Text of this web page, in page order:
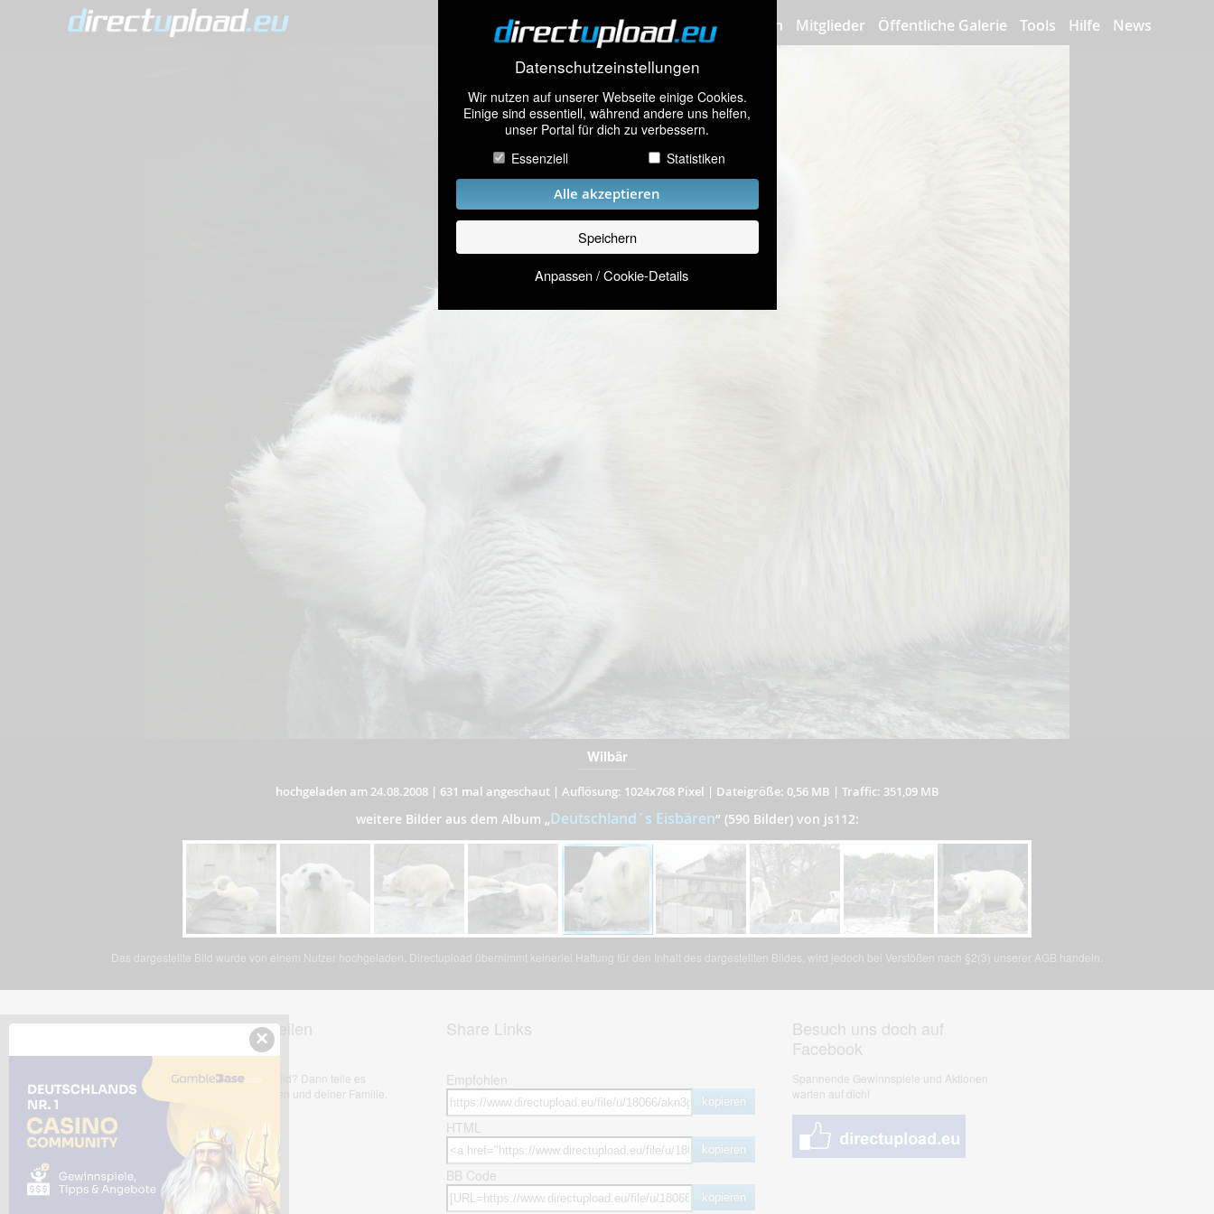
Datenschutzeinstellungen
Wir nutzen auf unserer Webseite einige Cookies.
Einige sind essentiell, während andere uns helfen,
unser Portal für dich zu verbessern.
Essenziell
Statistiken
Alle akzeptieren
Speichern
Anpassen / Cookie-Details
Bilder hochladen Mitglieder Öffentliche Galerie Tools Hilfe News
Wilbär
hochgeladen am 24.08.2008| 631 mal angeschaut| Auflösung: 1024x768 Pixel | Dateigröße: 0,56 MB | Traffic: 351,09 MB
weitere Bilder aus dem Album „Deutschland´s Eisbären” (590 Bilder) von js112:
Das dargestellte Bild wurde von einem Nutzer hochgeladen. Directupload übernimmt keinerlei Haftung für den Inhalt des dargestellten Bildes, wird jedoch bei Verstößen nach §2(3) unserer AGB handeln.
Dieses Bild teilen
Dir gefällt dieses Bild? Dann teile es
mit deinen Freunden und deiner Familie.
Share Links
Empfohlen
kopieren
HTML
kopieren
BB Code
kopieren
Besuch uns doch auf
Facebook
Spannende Gewinnspiele und Aktionen
warten auf dich!
×